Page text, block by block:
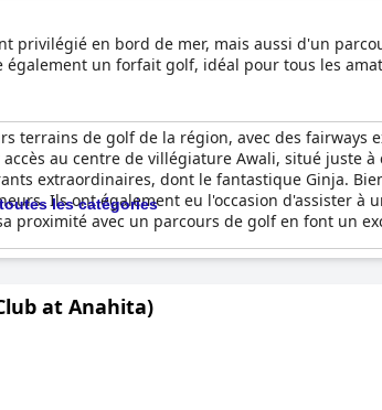
privilégié en bord de mer, mais aussi d'un
un forfait golf, idéal pour tous les
terrains de golf de la région, avec des fairways
au centre de villégiature Awali, situé juste à
extraordinaires, dont le fantastique Ginja.
Ils ont également eu l'occasion d'assister à
proximité avec un parcours de golf en font un
les catégories
at Anahita)